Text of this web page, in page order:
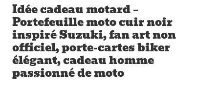
Idée cadeau motard –
Portefeuille moto cuir noir
inspiré Suzuki, fan art non
officiel, porte-cartes biker
élégant, cadeau homme
passionné de moto